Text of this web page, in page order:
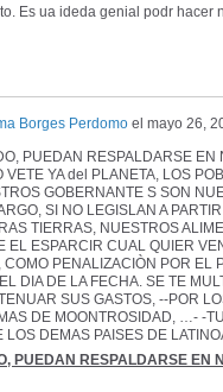
Es ua ideda genial podr
Borges Perdomo el mayo 26,
PUEDAN RESPALDARSE
VETE YA del PLANETA, LOS
GOBERNANTE S SON
SI NO LEGISLAN A
TIERRAS, NUESTROS
EL ESPARCIR CUAL QUIER
COMO PENALIZACIÒN POR
DIA DE LA FECHA. SE TE
SUS GASTOS, --POR
DE MOONTROSIDAD, …- -
LOS DEMAS PAISES DE
PUEDAN RESPALDARSE EN